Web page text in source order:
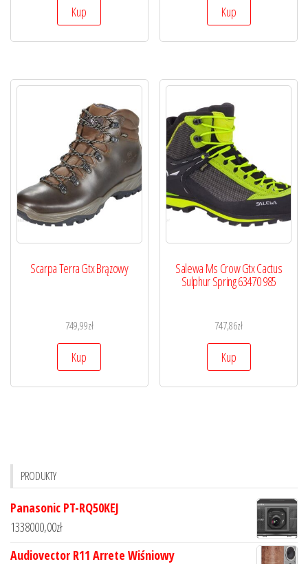
Kup Kup
Scarpa Terra Gtx Brązowy
749,99zł
Kup
Salewa Ms Crow Gtx Cactus
Sulphur Spring 63470 985
747,86zł
Kup
PRODUKTY
Panasonic PT-RQ50KEJ
1338000,00zł
Audiovector R11 Arrete Wiśniowy